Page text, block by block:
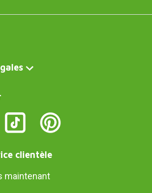
clientèle
maintenant